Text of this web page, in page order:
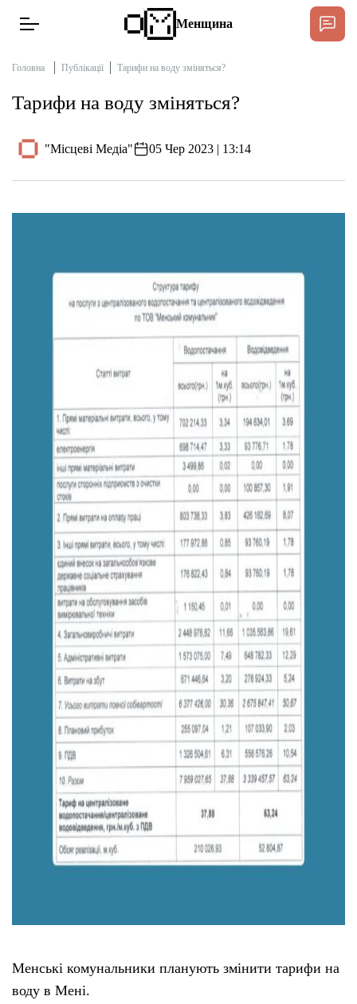
Тексти
Про нас
Довідник
Контакти
Рекламні прайси
Підтримати «місцевих»
Редакційна політика
Етичний кодекс
Менщина
Головна Публікації Тарифи на воду зміняться?
Тарифи на воду зміняться?
"Місцеві Медіа" 05 Чер 2023 | 13:14
Менські комунальники планують змінити тарифи на
воду в Мені.